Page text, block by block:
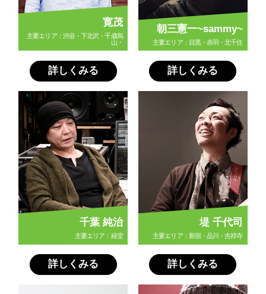
寛茂
主要エリア：渋谷・下北沢・千歳烏
山・
詳しくみる
朝三憲一~sammy~
主要エリア：目黒・赤羽・北千住
詳しくみる
千葉 純治
主要エリア：経堂
詳しくみる
堤 千代司
主要エリア：新宿・品川・吉祥寺
詳しくみる